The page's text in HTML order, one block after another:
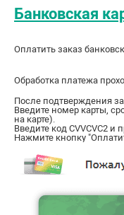
Банковская
Оплатить заказ
Обработка платежа
После подтверждения
Введите номер карты,
на карте).
Введите код CVVCVC2 и
Нажмите кнопку